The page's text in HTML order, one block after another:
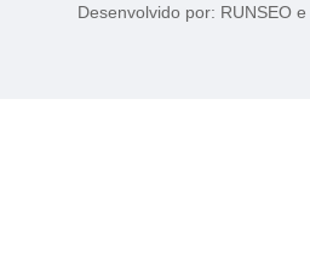
Desenvolvido por: RUNSEO e